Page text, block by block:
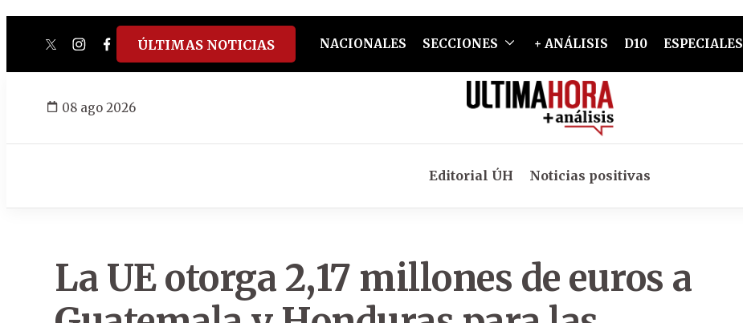
twitterinstagram
facebook
tiktokyoutube
spotify
ÚLTIMAS NOTICIAS NACIONALES SECCIONES + ANÁLISIS D10 ESPECIALES
08 ago 2026
Editorial ÚH Noticias positivas
La UE otorga 2,17 millones de euros a